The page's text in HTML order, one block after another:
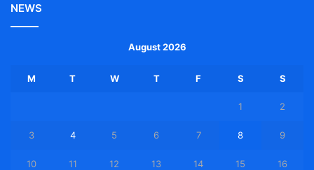
NEWS
August 2026
M T W T F S S
1 2
3 4 5 6 7 8 9
10 11 12 13 14 15 16